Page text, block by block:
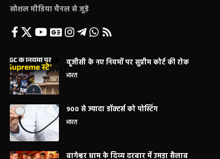
सोशल मीडिया चैनल से जुड़े
यूजीसी के नए नियमों पर सुप्रीम कोर्ट की रोक
भारत
900 से ज्यादा डॉक्टर्स को पोस्टिंग
भारत
बागेश्वर धाम के दिव्य दरबार में उमड़ा सैलाब